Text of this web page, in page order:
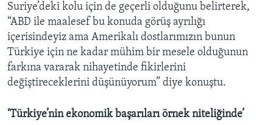
Suriye’deki kolu için de geçerli olduğunu belirterek,
“ABD ile maalesef bu konuda görüş ayrılığı
içerisindeyiz ama Amerikalı dostlarımızın bunun
Türkiye için ne kadar mühim bir mesele olduğunun
farkına vararak nihayetinde fikirlerini
değiştireceklerini düşünüyorum” diye konuştu.
‘Türkiye’nin ekonomik başarıları örnek niteliğinde’